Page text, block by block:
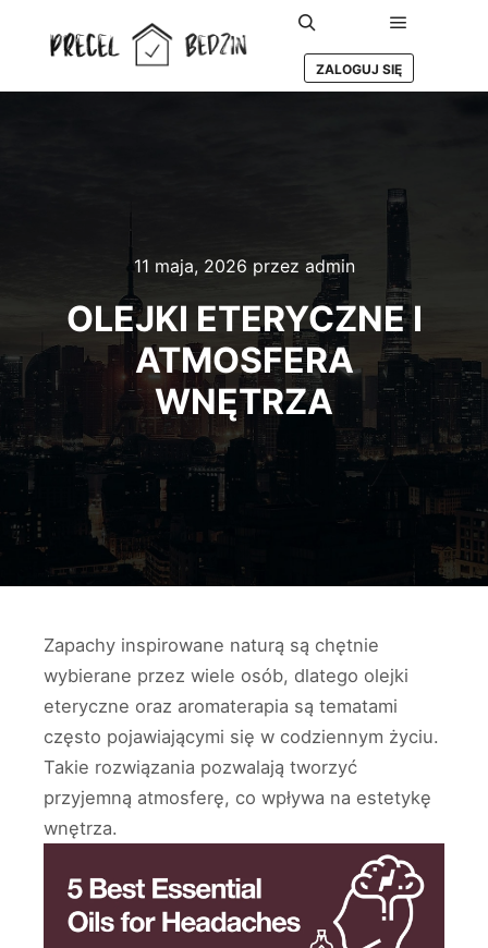
Szukaj Główne
ZALOGUJ SIĘ
11 maja, 2026 przez admin
OLEJKI ETERYCZNE I
ATMOSFERA
WNĘTRZA
Zapachy inspirowane naturą są chętnie
wybierane przez wiele osób, dlatego olejki
eteryczne oraz aromaterapia są tematami
często pojawiającymi się w codziennym życiu.
Takie rozwiązania pozwalają tworzyć
przyjemną atmosferę, co wpływa na estetykę
wnętrza.